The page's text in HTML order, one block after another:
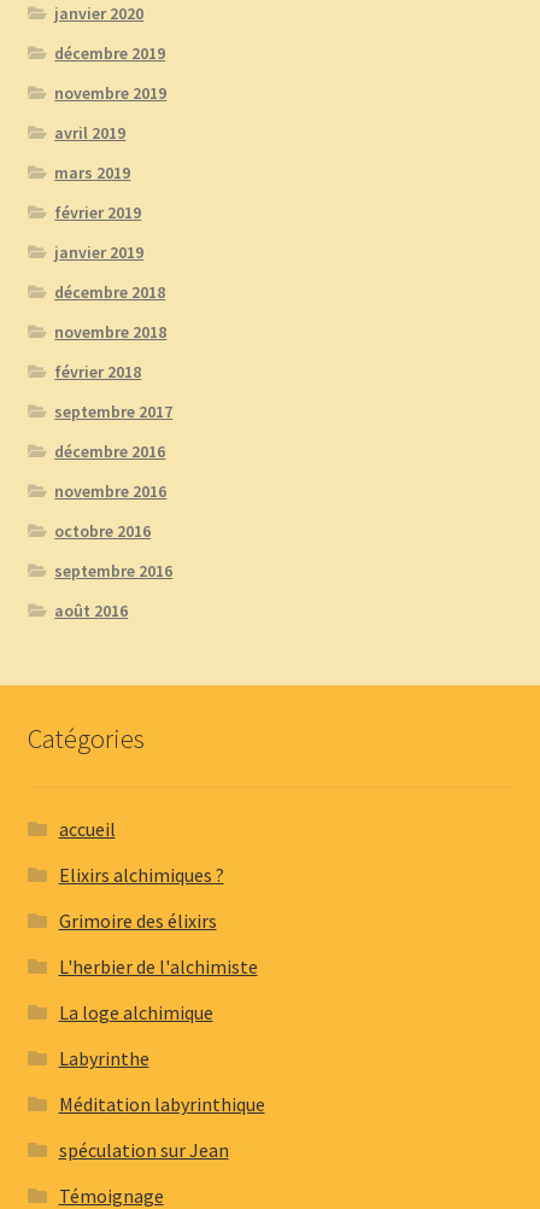
janvier 2020
décembre 2019
novembre 2019
avril 2019
mars 2019
février 2019
janvier 2019
décembre 2018
novembre 2018
février 2018
septembre 2017
décembre 2016
novembre 2016
octobre 2016
septembre 2016
août 2016
Catégories
accueil
Elixirs alchimiques ?
Grimoire des élixirs
L'herbier de l'alchimiste
La loge alchimique
Labyrinthe
Méditation labyrinthique
spéculation sur Jean
Témoignage